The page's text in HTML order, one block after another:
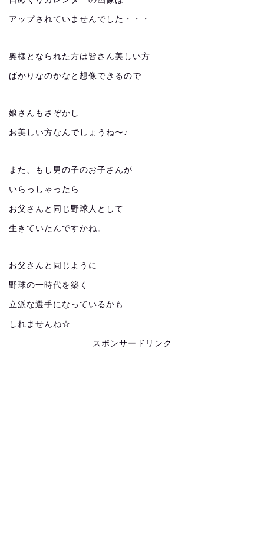
アップされていませんでした・・・
奥様となられた方は皆さん美しい方
ばかりなのかなと想像できるので
娘さんもさぞかし
お美しい方なんでしょうね〜♪
また、もし男の子のお子さんが
いらっしゃったら
お父さんと同じ野球人として
生きていたんですかね。
お父さんと同じように
野球の一時代を築く
立派な選手になっているかも
しれませんね☆
スポンサードリンク